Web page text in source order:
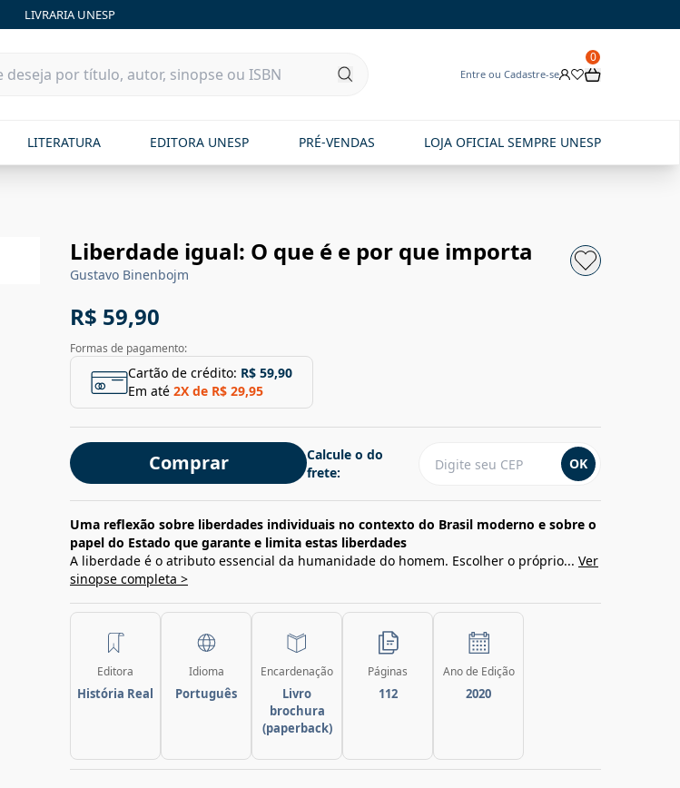
LIVRARIA UNESP
Entre ou Cadastre-se
0
LITERATURA EDITORA UNESP PRÉ-VENDAS LOJA OFICIAL SEMPRE UNESP
Liberdade igual: O que é e por que importa
Gustavo Binenbojm
R$ 59,90
Formas de pagamento:
Cartão de crédito: R$ 59,90
Em até 2X de R$ 29,95
Comprar
Calcule o do
frete:
OK
Uma reflexão sobre liberdades individuais no contexto do Brasil moderno e sobre o
papel do Estado que garante e limita estas liberdades
A liberdade é o atributo essencial da humanidade do homem. Escolher o próprio... Ver
sinopse completa >
Editora
História Real
Idioma
Português
Encardenação
Livro
brochura
(paperback)
Páginas
112
Ano de Edição
2020